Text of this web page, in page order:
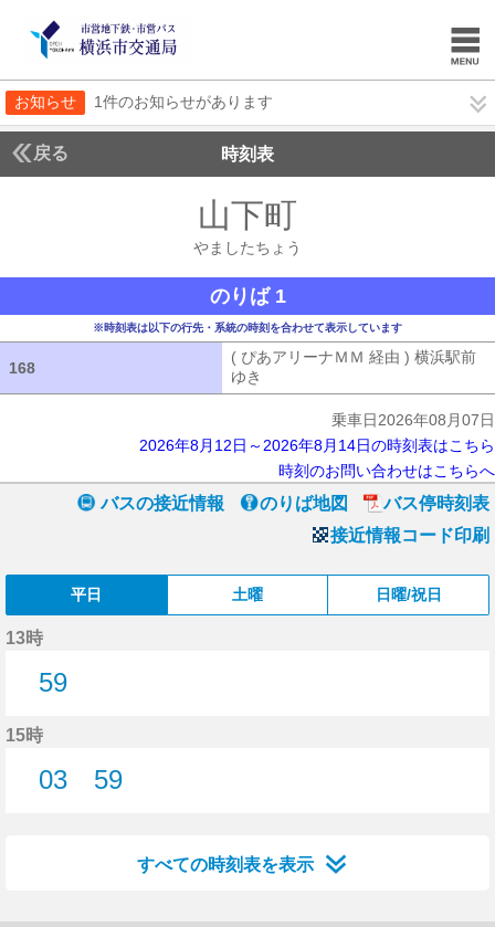
お知らせ 1件のお知らせがあります
戻る 時刻表
山下町
やましたちょう
のりば 1
※時刻表は以下の行先・系統の時刻を合わせて表示しています
168
( ぴあアリーナＭＭ 経由 ) 横浜駅前
ゆき
乗車日2026年08月07日
2026年8月12日～2026年8月14日の時刻表はこちら
時刻のお問い合わせはこちらへ
バスの接近情報 のりば地図
バス停時刻表
接近情報コード印刷
平日 土曜 日曜/祝日
13時
59
15時
03
59
すべての時刻表を表示